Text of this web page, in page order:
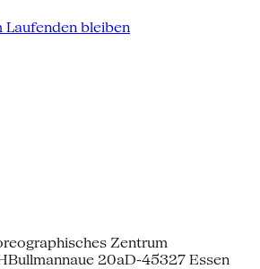
Laufenden bleiben
Zentrum
Bullmannaue 20aD-45327 Essen